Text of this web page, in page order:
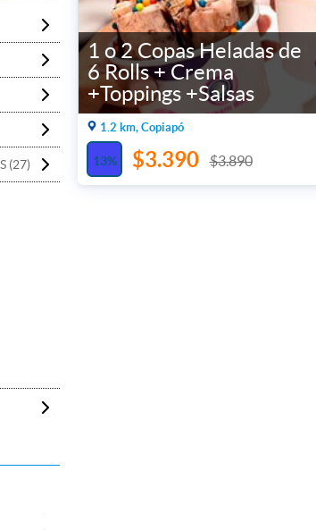
(27)
1 o 2 Copas Heladas de
6 Rolls + Crema
+Toppings +Salsas
1.2 km, Copiapó
13% $3.390 $3.890